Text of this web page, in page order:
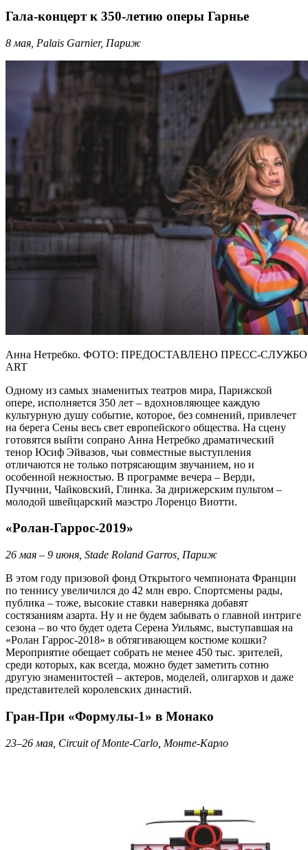
Гала-концерт к 350-летию оперы Гарнье
8 мая, Palais Garnier, Париж
Анна Нетребко. ФОТО: ПРЕДОСТАВЛЕНО ПРЕСС-
ART
Одному из самых знаменитых театров мира, Парижской
опере, исполняется 350 лет – вдохновляющее каждую
культурную душу событие, которое, без сомнений, привлечет
на берега Сены весь свет европейского общества. На сцену
готовятся выйти сопрано Анна Нетребко драматический
тенор Юсиф Эйвазов, чьи совместные выступления
отличаются не только потрясающим звучанием, но и
особенной нежностью. В программе вечера – Верди,
Пуччини, Чайковский, Глинка. За дирижерским пультом –
молодой швейцарский маэстро Лоренцо Виотти.
«Ролан-Гаррос-2019»
26 мая – 9 июня, Stade Roland Garros, Париж
В этом году призовой фонд Открытого чемпионата Франции
по теннису увеличился до 42 млн евро. Спортсмены рады,
публика – тоже, высокие ставки наверняка добавят
состязаниям азарта. Ну и не будем забывать о главной интриге
сезона – во что будет одета Серена Уильямс, выступавшая на
«Ролан Гаррос-2018» в обтягивающем костюме кошки?
Мероприятие обещает собрать не менее 450 тыс. зрителей,
среди которых, как всегда, можно будет заметить сотню
другую знаменитостей – актеров, моделей, олигархов и даже
представителей королевских династий.
Гран-При «Формулы-1» в Монако
23–26 мая, Circuit of Monte-Carlo, Монте-Карло